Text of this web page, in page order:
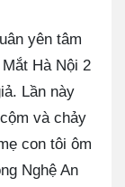
yên tâm
Hà Nội 2
Lần này
và chảy
con tôi ôm
Nghệ An